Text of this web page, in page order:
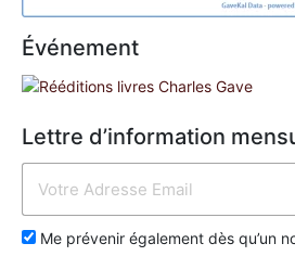
Événement
Lettre d’information
Me prévenir également dès qu’un